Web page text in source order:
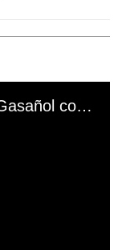
El mal momento de Yanina Gasañol con un hincha argentino en "Subrayado"